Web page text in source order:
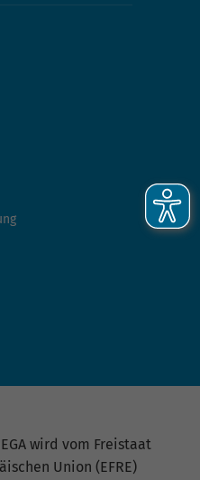
wird vom Freistaat
Union (EFRE)